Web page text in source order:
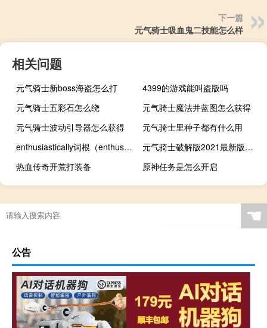
下一篇
元气骑士吸血鬼二技能怎么样
相关问题
元气骑士新boss海盗怎么打
4399的游戏能叫盗版吗
元气骑士五彩石怎么绕
元气骑士魔法井蓝图怎么获得
元气骑士波动引导器怎么获得
元气骑士里种子都有什么用
enthusiastically词根（enthusiastically简介）
元气骑士破解版2021最新版内置修改器不实名下载
热血传奇开荒打装备
原神任务是怎么开启
☚
公告